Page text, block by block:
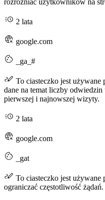
2 lata
google.com
_ga_#
To ciasteczko jest
dane na temat liczby
pierwszej i najnowszej wizyty.
2 lata
google.com
_gat
To ciasteczko jest
ograniczać częstotliwość żądań.